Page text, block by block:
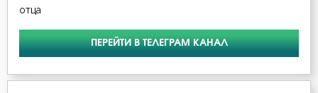
Надежда
Наказание
Наслаждение
отца
ПЕРЕЙТИ В ТЕЛЕГРАМ КАНАЛ